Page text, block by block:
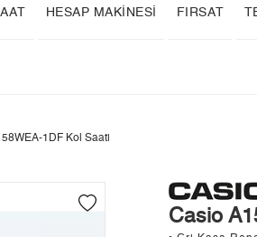
HESAP MAKİNESİ FIRSAT
1DF Kol Saati
Casio